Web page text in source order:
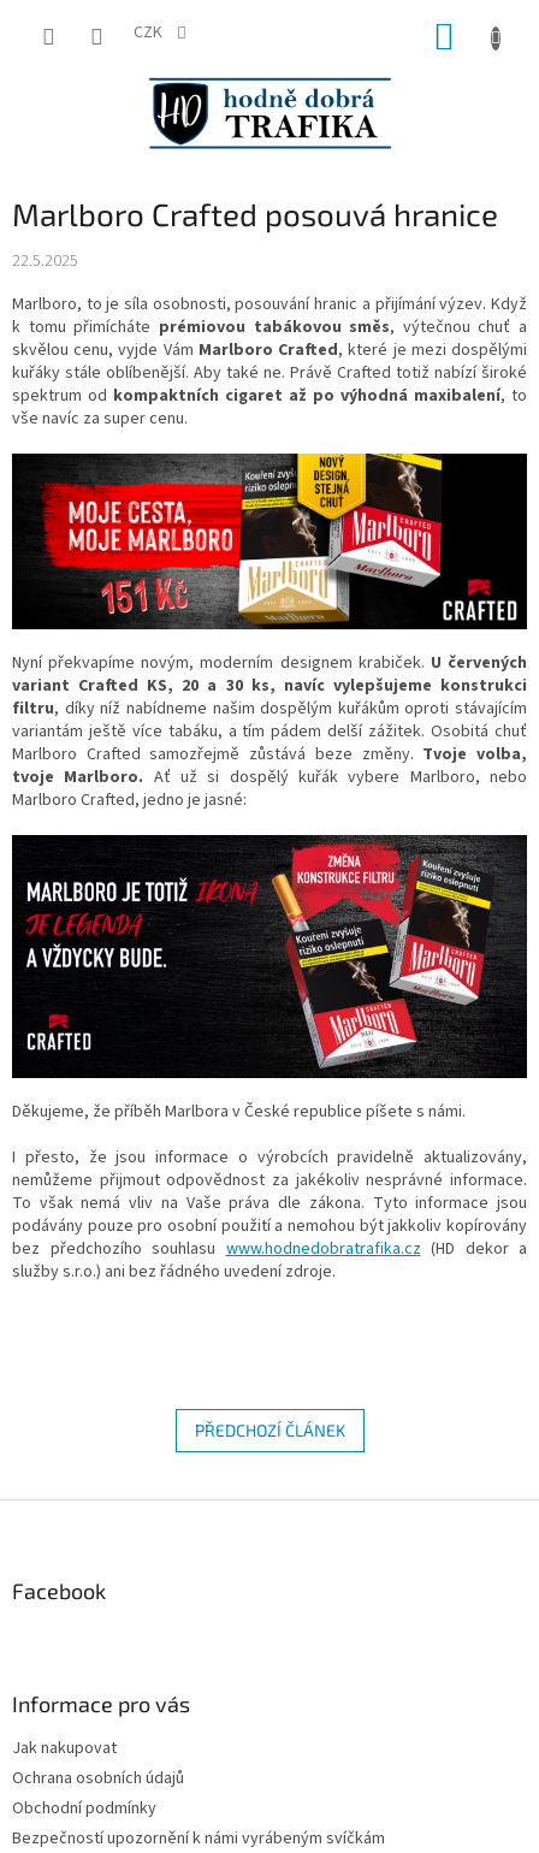
CZK
Marlboro Crafted posouvá hranice
22.5.2025
Marlboro, to je síla osobnosti, posouvání hranic a přijímání výzev. Když
k tomu přimícháte prémiovou tabákovou směs, výtečnou chuť a
skvělou cenu, vyjde Vám Marlboro Crafted, které je mezi dospělými
kuřáky stále oblíbenější. Aby také ne. Právě Crafted totiž nabízí široké
spektrum od kompaktních cigaret až po výhodná maxibalení, to
vše navíc za super cenu.
Nyní překvapíme novým, moderním designem krabiček. U červených
variant Crafted KS, 20 a 30 ks, navíc vylepšujeme konstrukci
filtru, díky níž nabídneme našim dospělým kuřákům oproti stávajícím
variantám ještě více tabáku, a tím pádem delší zážitek. Osobitá chuť
Marlboro Crafted samozřejmě zůstává beze změny. Tvoje volba,
tvoje Marlboro. Ať už si dospělý kuřák vybere Marlboro, nebo
Marlboro Crafted, jedno je jasné:
Děkujeme, že příběh Marlbora v České republice píšete s námi.
I přesto, že jsou informace o výrobcích pravidelně aktualizovány,
nemůžeme přijmout odpovědnost za jakékoliv nesprávné informace.
To však nemá vliv na Vaše práva dle zákona. Tyto informace jsou
podávány pouze pro osobní použití a nemohou být jakkoliv kopírovány
bez předchozího souhlasuwww.hodnedobratrafika.cz(HD dekor a
služby s.r.o.) ani bez řádného uvedení zdroje.
PŘEDCHOZÍ ČLÁNEK
Facebook
Informace pro vás
Jak nakupovat
Ochrana osobních údajů
Obchodní podmínky
Bezpečností upozornění k námi vyrábeným svíčkám